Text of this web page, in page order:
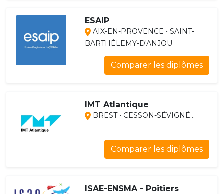
ESAIP
AIX-EN-PROVENCE • SAINT-
BARTHÉLEMY-D'ANJOU
Comparer les diplômes
IMT Atlantique
BREST • CESSON-SÉVIGNÉ...
Comparer les diplômes
ISAE-ENSMA - Poitiers